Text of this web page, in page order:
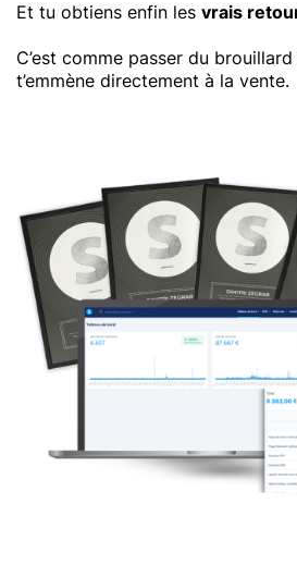
Et tu obtiens enfin les vrais
C’est comme passer du brouillard
t’emmène directement à la vente.